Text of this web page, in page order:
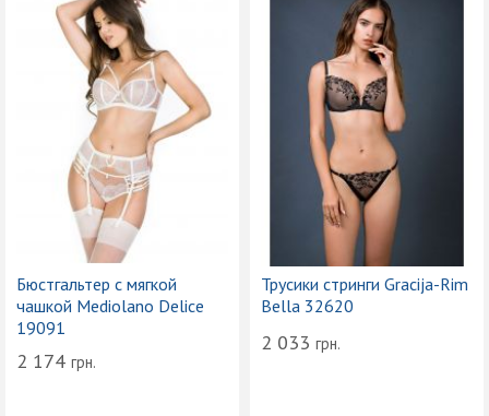
Бюстгальтер с мягкой
чашкой Mediolano Delice
19091
2 174 грн.
Трусики стринги Gracija-Rim
Bella 32620
2 033 грн.